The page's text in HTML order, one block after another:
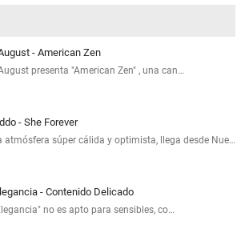
- American Zen
presenta "American Zen" , una can…
- She Forever
atmósfera súper cálida y optimista, llega desde Nue…
- Contenido Delicado
no es apto para sensibles, co…